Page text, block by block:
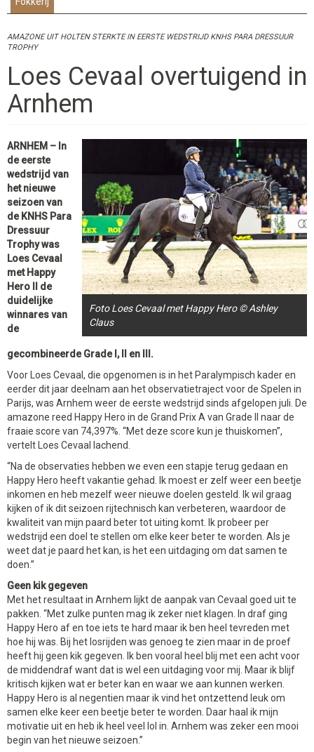
AMAZONE UIT HOLTEN STERKTE IN EERSTE WEDSTRIJD KNHS PARA DRESSUUR
TROPHY
Loes Cevaal overtuigend in
Arnhem
Foto Loes Cevaal met Happy Hero © Ashley
Claus
ARNHEM – In
de eerste
wedstrijd van
het nieuwe
seizoen van
de KNHS Para
Dressuur
Trophy was
Loes Cevaal
met Happy
Hero II de
duidelijke
winnares van
de
gecombineerde Grade I, II en III.
Voor Loes Cevaal, die opgenomen is in het Paralympisch kader en
eerder dit jaar deelnam aan het observatietraject voor de Spelen in
Parijs, was Arnhem weer de eerste wedstrijd sinds afgelopen juli. De
amazone reed Happy Hero in de Grand Prix A van Grade II naar de
fraaie score van 74,397%. “Met deze score kun je thuiskomen”,
vertelt Loes Cevaal lachend.
“Na de observaties hebben we even een stapje terug gedaan en
Happy Hero heeft vakantie gehad. Ik moest er zelf weer een beetje
inkomen en heb mezelf weer nieuwe doelen gesteld. Ik wil graag
kijken of ik dit seizoen rijtechnisch kan verbeteren, waardoor de
kwaliteit van mijn paard beter tot uiting komt. Ik probeer per
wedstrijd een doel te stellen om elke keer beter te worden. Als je
weet dat je paard het kan, is het een uitdaging om dat samen te
doen.”
Geen kik gegeven
Met het resultaat in Arnhem lijkt de aanpak van Cevaal goed uit te
pakken. “Met zulke punten mag ik zeker niet klagen. In draf ging
Happy Hero af en toe iets te hard maar ik ben heel tevreden met
hoe hij was. Bij het losrijden was genoeg te zien maar in de proef
heeft hij geen kik gegeven. Ik ben vooral heel blij met een acht voor
de middendraf want dat is wel een uitdaging voor mij. Maar ik blijf
kritisch kijken wat er beter kan en waar we aan kunnen werken.
Happy Hero is al negentien maar ik vind het ontzettend leuk om
samen elke keer een beetje beter te worden. Daar haal ik mijn
motivatie uit en heb ik heel veel lol in. Arnhem was zeker een mooi
begin van het nieuwe seizoen.”